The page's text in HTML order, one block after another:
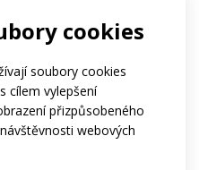
cookies
soubory cookies
cílem vylepšení
přizpůsobeného
webových